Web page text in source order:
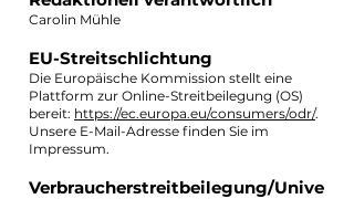
Carolin Mühle
EU-Streitschlichtung
Die Europäische Kommission stellt eine
Plattform zur Online-Streitbeilegung (OS)
bereit: https://ec.europa.eu/consumers/odr/.
Unsere E-Mail-Adresse finden Sie im
Impressum.
Verbraucherstreitbeilegung/Unive